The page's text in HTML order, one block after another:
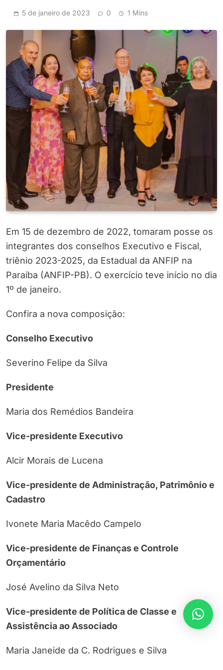
5 de janeiro de 2023 0 1 Mins
Em 15 de dezembro de 2022, tomaram posse os
integrantes dos conselhos Executivo e Fiscal,
triênio 2023-2025, da Estadual da ANFIP na
Paraíba (ANFIP-PB). O exercício teve início no dia
1º de janeiro.
Confira a nova composição:
Conselho Executivo
Severino Felipe da Silva
Presidente
Maria dos Remédios Bandeira
Vice-presidente Executivo
Alcir Morais de Lucena
Vice-presidente de Administração, Patrimônio e
Cadastro
Ivonete Maria Macêdo Campelo
Vice-presidente de Finanças e Controle
Orçamentário
José Avelino da Silva Neto
Vice-presidente de Política de Classe e
Assistência ao Associado
Maria Janeide da C. Rodrigues e Silva